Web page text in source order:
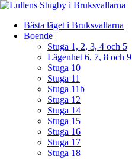
Bästa läget i Bruksvallarna
Boende
Stuga 1, 2, 3, 4 och 5
Lägenhet 6, 7, 8 och 9
Stuga 10
Stuga 11
Stuga 11b
Stuga 12
Stuga 14
Stuga 15
Stuga 16
Stuga 17
Stuga 18